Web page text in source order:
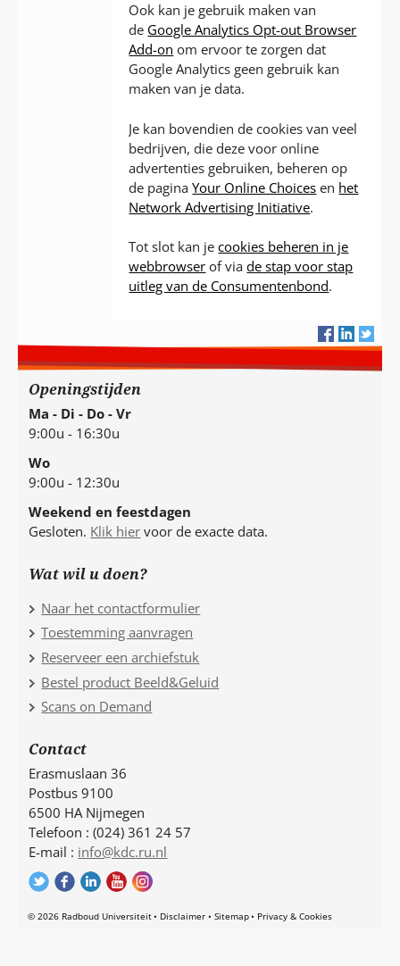
Ook kan je gebruik maken van
de Google Analytics Opt-out Browser
Add-on om ervoor te zorgen dat
Google Analytics geen gebruik kan
maken van je data.
Je kan bovendien de cookies van veel
bedrijven, die deze voor online
advertenties gebruiken, beheren op
de paginaYour Online Choices en het
Network Advertising Initiative.
Tot slot kan jecookies beheren in je
webbrowser of viade stap voor stap
uitleg van de Consumentenbond.
Openingstijden
Ma - Di - Do - Vr
9:00u - 16:30u
Wo
9:00u - 12:30u
Weekend en feestdagen
Gesloten. Klik hier voor de exacte data.
Wat wil u doen?
Naar het contactformulier
Toestemming aanvragen
Reserveer een archiefstuk
Bestel product Beeld&Geluid
Scans on Demand
Contact
Erasmuslaan 36
Postbus 9100
6500 HA Nijmegen
Telefoon : (024) 361 24 57
E-mail : info@kdc.ru.nl
© 2026 Radboud Universiteit Disclaimer Sitemap Privacy & Cookies